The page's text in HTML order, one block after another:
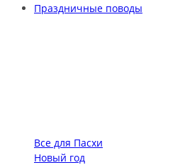
Праздничные поводы
Все для Пасхи
Новый год